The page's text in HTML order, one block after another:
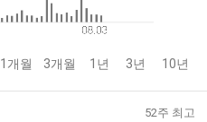
1개월 3개월 1년 3년 10년
52주 최고